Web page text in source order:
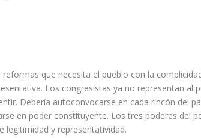
que necesita el pueblo con la
Los congresistas ya no representan al
Debería autoconvocarse en cada rincón del
en poder constituyente. Los tres poderes del
legitimidad y representatividad.